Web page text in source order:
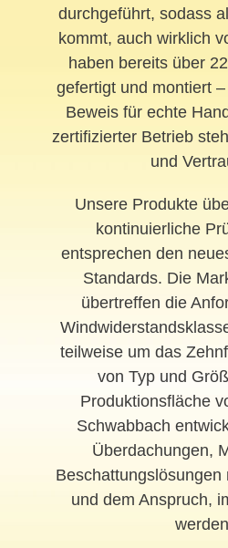
durchgeführt, sodass
kommt, auch wirklich
haben bereits über
gefertigt und montiert
Beweis für echte
zertifizierter Betrieb
und
Unsere Produkte
kontinuierliche
entsprechen den
Standards. Die
übertreffen die
teilweise um das
von Typ und
Produktionsfläche
Schwabbach
Überdachungen,
Beschattungslösungen
und dem Anspruch,